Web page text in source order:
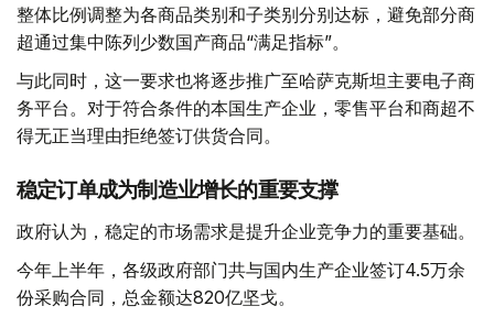
整体比例调整为各商品类别和子类别分别达标，避免部分商
超通过集中陈列少数国产商品“满足指标”。
与此同时，这一要求也将逐步推广至哈萨克斯坦主要电子商
务平台。对于符合条件的本国生产企业，零售平台和商超不
得无正当理由拒绝签订供货合同。
稳定订单成为制造业增长的重要支撑
政府认为，稳定的市场需求是提升企业竞争力的重要基础。
今年上半年，各级政府部门共与国内生产企业签订4.5万余
份采购合同，总金额达820亿坚戈。